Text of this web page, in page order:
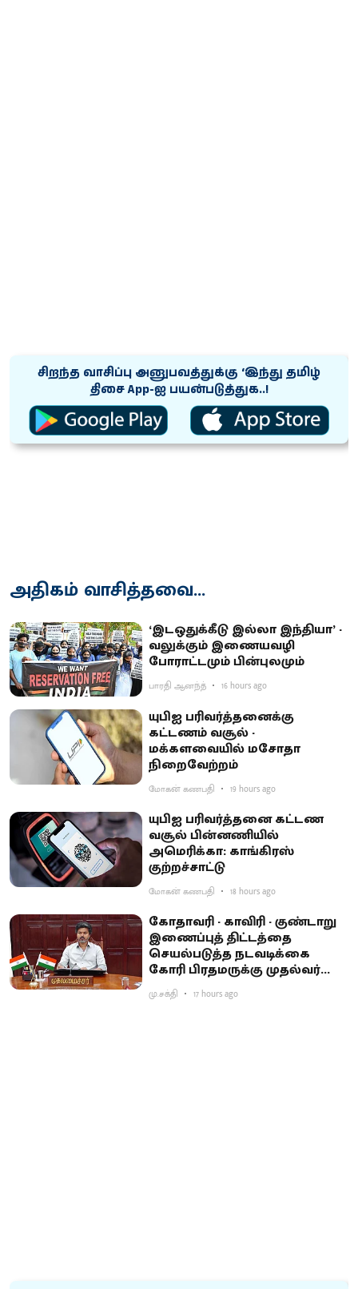
சிறந்த வாசிப்பு அனுபவத்துக்கு ‘இந்து தமிழ்
திசை App-ஐ பயன்படுத்துக..!
அதிகம் வாசித்தவை...
‘இடஒதுக்கீடு இல்லா இந்தியா’ -
வலுக்கும் இணையவழி
போராட்டமும் பின்புலமும்
பாரதி ஆனந்த் 16 hours ago
யுபிஐ பரிவர்த்தனைக்கு
கட்டணம் வசூல் -
மக்களவையில் மசோதா
நிறைவேற்றம்
மோகன் கணபதி 19 hours ago
யுபிஐ பரிவர்த்தனை கட்டண
வசூல் பின்னணியில்
அமெரிக்கா: காங்கிரஸ்
குற்றச்சாட்டு
மோகன் கணபதி 18 hours ago
கோதாவரி - காவிரி - குண்டாறு
இணைப்புத் திட்டத்தை
செயல்படுத்த நடவடிக்கை
கோரி பிரதமருக்கு முதல்வர்
விஜய் கடிதம்
மு.சக்தி 17 hours ago